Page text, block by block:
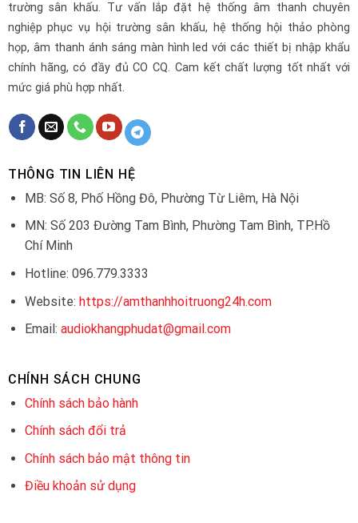
trường sân khấu. Tư vấn lắp đặt hệ thống âm thanh chuyên
nghiệp phục vụ hội trường sân khấu, hệ thống hội thảo phòng
họp, âm thanh ánh sáng màn hình led với các thiết bị nhập khẩu
chính hãng, có đầy đủ CO CQ. Cam kết chất lượng tốt nhất với
mức giá phù hợp nhất.
THÔNG TIN LIÊN HỆ
MB: Số 8, Phố Hồng Đô, Phường Từ Liêm, Hà Nội
MN: Số 203 Đường Tam Bình, Phường Tam Bình, TP.Hồ
Chí Minh
Hotline: 096.779.3333
Website: https://amthanhhoitruong24h.com
Email: audiokhangphudat@gmail.com
CHÍNH SÁCH CHUNG
Chính sách bảo hành
Chính sách đổi trả
Chính sách bảo mật thông tin
Điều khoản sử dụng